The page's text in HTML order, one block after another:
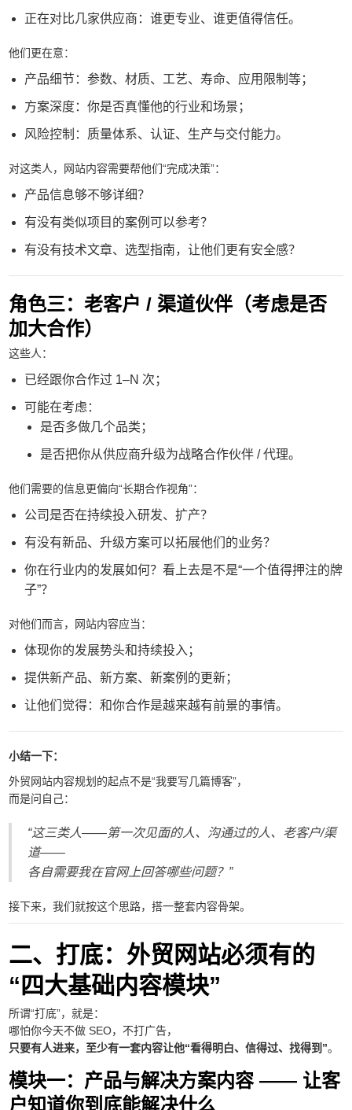
正在对比几家供应商：谁更专业、谁更值得信任。
他们更在意：
产品细节：参数、材质、工艺、寿命、应用限制等；
方案深度：你是否真懂他的行业和场景；
风险控制：质量体系、认证、生产与交付能力。
对这类人，网站内容需要帮他们“完成决策”：
产品信息够不够详细？
有没有类似项目的案例可以参考？
有没有技术文章、选型指南，让他们更有安全感？
角色三：老客户 / 渠道伙伴（考虑是否
加大合作）
这些人：
已经跟你合作过 1–N 次；
可能在考虑：
是否多做几个品类；
是否把你从供应商升级为战略合作伙伴 / 代理。
他们需要的信息更偏向“长期合作视角”：
公司是否在持续投入研发、扩产？
有没有新品、升级方案可以拓展他们的业务？
你在行业内的发展如何？看上去是不是“一个值得押注的牌
子”？
对他们而言，网站内容应当：
体现你的发展势头和持续投入；
提供新产品、新方案、新案例的更新；
让他们觉得：和你合作是越来越有前景的事情。
小结一下：
外贸网站内容规划的起点不是“我要写几篇博客”，
而是问自己：
“这三类人——第一次见面的人、沟通过的人、老客户/渠
道——
各自需要我在官网上回答哪些问题？”
接下来，我们就按这个思路，搭一整套内容骨架。
二、打底：外贸网站必须有的
“四大基础内容模块”
所谓“打底”，就是：
哪怕你今天不做 SEO，不打广告，
只要有人进来，至少有一套内容让他“看得明白、信得过、找得到”。
模块一：产品与解决方案内容 —— 让客
户知道你到底能解决什么